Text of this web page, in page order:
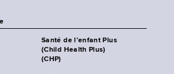
Santé de l’enfant Plus
(Child Health Plus)
(CHP)